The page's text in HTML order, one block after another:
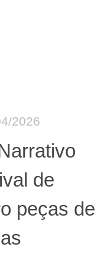
2026
de
peças de